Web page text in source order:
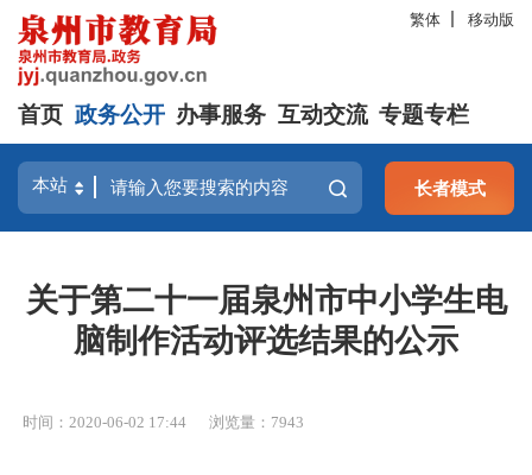
繁体 移动版
首页 政务公开 办事服务 互动交流 专题专栏
长者模式
关于第二十一届泉州市中小学生电
脑制作活动评选结果的公示
时间：2020-06-02 17:44 浏览量： 7943